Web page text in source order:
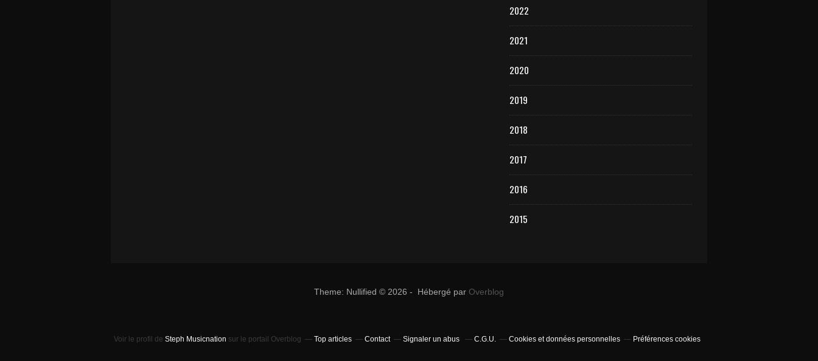
2022
2021
2020
2019
2018
2017
2016
2015
Theme: Nullified © 2026 - Hébergé par Overblog
Voir le profil de Steph Musicnation sur le portail Overblog Top articles Contact Signaler un abus C.G.U. Cookies et données personnelles Préférences cookies